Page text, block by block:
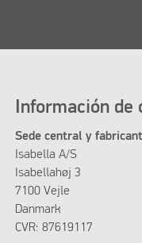
Información de
Sede central y
Isabella A/S
Isabellahøj 3
7100 Vejle
Danmark
CVR: 87619117